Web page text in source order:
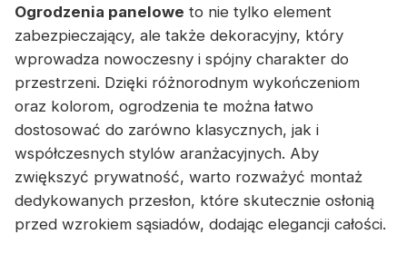
Ogrodzenia panelowe to nie tylko element
zabezpieczający, ale także dekoracyjny, który
wprowadza nowoczesny i spójny charakter do
przestrzeni. Dzięki różnorodnym wykończeniom
oraz kolorom, ogrodzenia te można łatwo
dostosować do zarówno klasycznych, jak i
współczesnych stylów aranżacyjnych. Aby
zwiększyć prywatność, warto rozważyć montaż
dedykowanych przesłon, które skutecznie osłonią
przed wzrokiem sąsiadów, dodając elegancji całości.